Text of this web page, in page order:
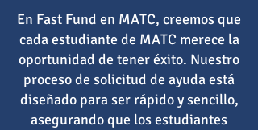
En Fast Fund en MATC, creemos que
cada estudiante de MATC merece la
oportunidad de tener éxito. Nuestro
proceso de solicitud de ayuda está
diseñado para ser rápido y sencillo,
asegurando que los estudiantes